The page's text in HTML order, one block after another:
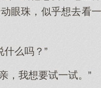
眼珠，似乎想去看
么吗？”
，我想要试一试。”